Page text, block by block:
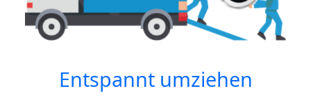
Entspannt umziehen